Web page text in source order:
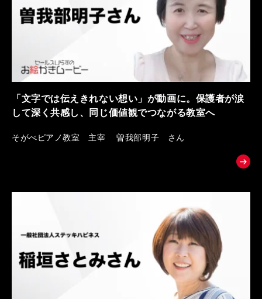
「文字では伝えきれない想い」が動画に。保護者が涙
して深く共感し、同じ価値観でつながる教室へ
そがべピアノ教室 主宰 曽我部明子 さん